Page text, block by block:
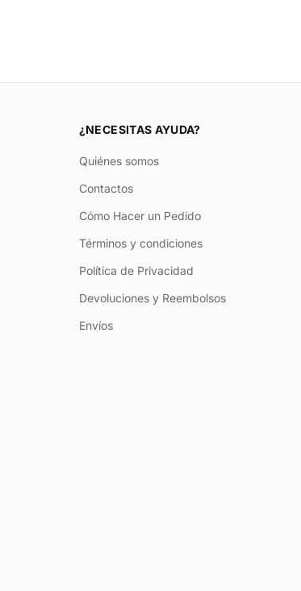
¿NECESITAS AYUDA?
Quiénes somos
Contactos
Cómo Hacer un Pedido
Términos y condiciones
Política de Privacidad
Devoluciones y Reembolsos
Envíos